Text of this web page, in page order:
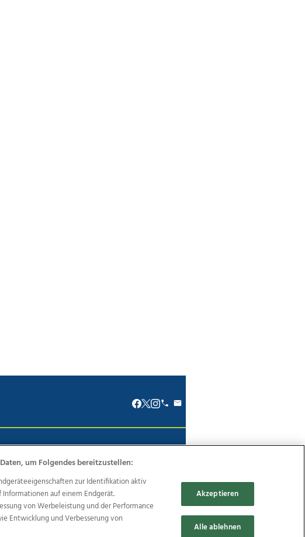
OÖN Reise
Promenaden Galerien
um Folgendes bereitzustellen:
zur Identifikation aktiv
auf einem Endgerät.
von Werbeleistung und der Performance
Entwicklung und Verbesserung von
Akzeptieren
Alle ablehnen